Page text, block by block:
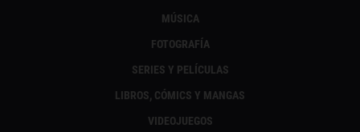
MÚSICA
FOTOGRAFÍA
SERIES Y PELÍCULAS
LIBROS, CÓMICS Y MANGAS
VIDEOJUEGOS